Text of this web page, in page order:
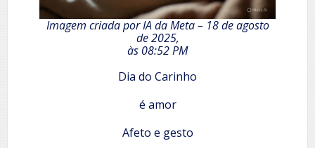
Imagem criada por IA da Meta – 18 de agosto
de 2025,
às 08:52 PM
Dia do Carinho
é amor
Afeto e gesto